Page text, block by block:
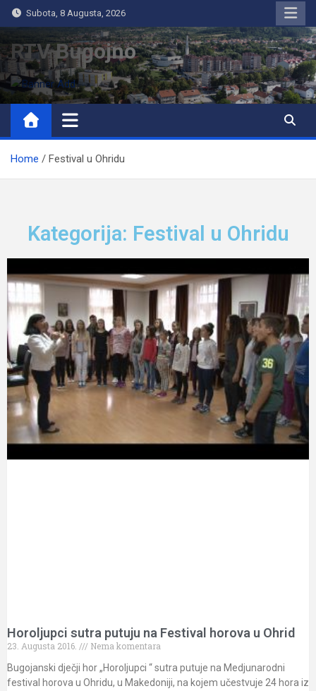
Subota, 8 Augusta, 2026
RTV Bugojno
Home Festival u Ohridu
Kategorija: Festival u Ohridu
Horoljupci sutra putuju na Festival horova u Ohrid
23. Augusta 2016.
Nema komentara
Bugojanski dječji hor „Horoljupci “ sutra putuje na Medjunarodni
festival horova u Ohridu, u Makedoniji, na kojem učestvuje 24 hora iz